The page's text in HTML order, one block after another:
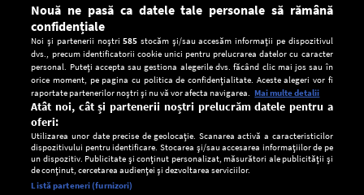
Setări:
Nouă ne pasă ca datele tale personale să rămână
confidențiale
Noi și partenerii noștri585 stocăm și/sau accesăm informații pe dispozitivul
dvs., precum identificatorii cookie unici pentru prelucrarea datelor cu caracter
personal. Puteți accepta sau gestiona alegerile dvs. făcând clic mai jos sau în
orice moment, pe pagina cu politica de confidențialitate. Aceste alegeri vor fi
raportate partenerilor noștri și nu vă vor afecta navigarea. Mai multe detalii
Atât noi, cât și partenerii noștri prelucrăm datele pentru a
oferi:
Utilizarea unor date precise de geolocație. Scanarea activă a caracteristicilor
dispozitivului pentru identificare. Stocarea și/sau accesarea informațiilor de pe
un dispozitiv. Publicitate și conținut personalizat, măsurători ale publicității și
de conținut, cercetarea audienței și dezvoltarea serviciilor.
Listă parteneri (furnizori)